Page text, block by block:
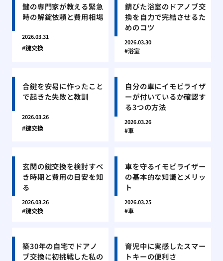
鍵の専門家が教える緊急
時の解錠依頼と費用相場
2026.03.31
鍵交換
錆びた浴室のドアノブ交
換を自力で完結させるた
めのコツ
2026.03.30
浴室
合鍵を安易に作ったこと
で起きた失敗と教訓
2026.03.26
鍵交換
自分の車にイモビライザ
ーが付いているか確認す
る3つの方法
2026.03.26
車
玄関の鍵交換を検討すべ
き時期と費用の目安を知
る
2026.03.26
鍵交換
車を守るイモビライザー
の基本的な知識とメリッ
ト
2026.03.25
車
築30年の自宅でドアノ
ブ交換に初挑戦した私の
育児中に実感したスマー
トキーの便利さ